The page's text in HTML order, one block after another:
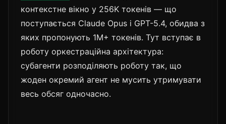
контекстне вікно у 256K токенів — що
поступається Claude Opus і GPT-5.4, обидва з
яких пропонують 1M+ токенів. Тут вступає в
роботу оркестраційна архітектура:
субагенти розподіляють роботу так, що
жоден окремий агент не мусить утримувати
весь обсяг одночасно.